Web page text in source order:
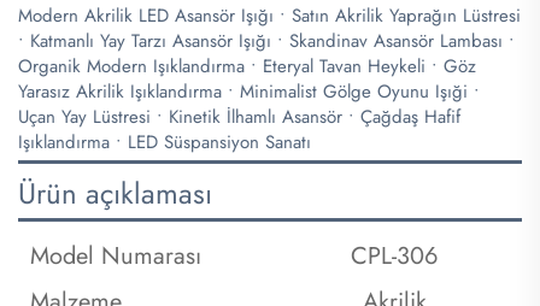
Modern Akrilik LED Asansör Işığı • Satın Akrilik Yaprağın Lüstresi
• Katmanlı Yay Tarzı Asansör Işığı • Skandinav Asansör Lambası •
Organik Modern Işıklandırma • Eteryal Tavan Heykeli • Göz
Yarasız Akrilik Işıklandırma • Minimalist Gölge Oyunu Işıği •
Uçan Yay Lüstresi • Kinetik İlhamlı Asansör • Çağdaş Hafif
Işıklandırma • LED Süspansiyon Sanatı
Ürün açıklaması
Model Numarası
CPL-306